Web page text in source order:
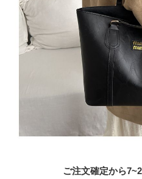
ご注文確定から